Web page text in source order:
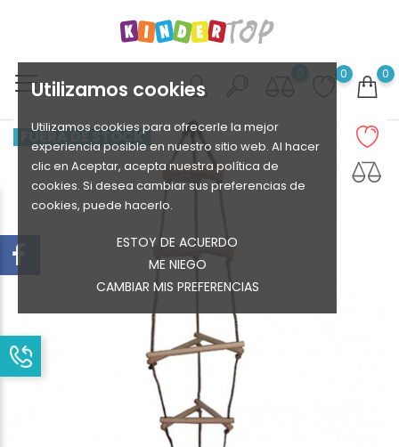
Utilizamos cookies
Utilizamos cookies para ofrecerle la mejor
experiencia posible en nuestro sitio web. Al hacer
clic en Aceptar, acepta nuestra política de
cookies. Si desea cambiar sus preferencias de
cookies, puede hacerlo.
ESTOY DE ACUERDO
ME NIEGO
CAMBIAR MIS PREFERENCIAS
0
0
FUERA DE STOCK